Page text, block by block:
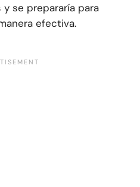
se prepararía para
efectiva.